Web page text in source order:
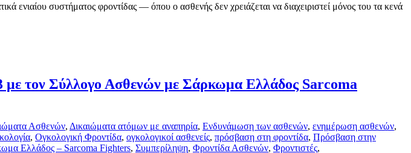
ενιαίου συστήματος φροντίδας — όπου ο ασθενής δεν χρειάζεται να διαχειριστεί μόνος του τα κενά
τον Σύλλογο Ασθενών με Σάρκωμα Ελλάδος Sarcoma
Ασθενών, Δικαιώματα ατόμων με αναπηρία, Ενδυνάμωση των ασθενών, ενημέρωση ασθενών,
, Ογκολογική Φροντίδα, ογκολογικοί ασθενείς, πρόσβαση στη φροντίδα, Πρόσβαση στην
Ελλάδος – Sarcoma Fighters, Συμπερίληψη, Φροντίδα Ασθενών, Φροντιστές,